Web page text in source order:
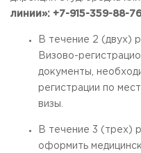
линии»: +7-915-359-88-
В течение 2 (двух)
Визово-
документы,
регистрации по
визы.
В течение 3 (трех)
оформить